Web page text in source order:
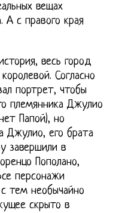
вещах
А с правого края
весь город
Согласно
портрет, чтобы
племянника Джулио
Папой), но
Джулио, его брата
завершили в
Пополано,
персонажи
тем необычайно
скрыто в